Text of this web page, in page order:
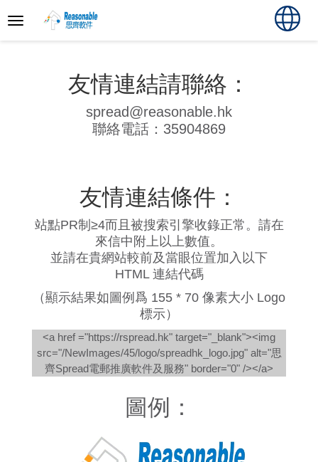
友情連結請聯絡：
spread@reasonable.hk
聯絡電話：35904869
友情連結條件：
站點PR制≥4而且被搜索引擎收錄正常。請在
來信中附上以上數值。
並請在貴網站較前及當眼位置加入以下
HTML 連結代碼
（顯示結果如圖例爲 155 * 70 像素大小 Logo
標示）
<a href ="https://rspread.hk" target="_blank"><img
src="/NewImages/45/logo/spreadhk_logo.jpg" alt="思
齊Spread電郵推廣軟件及服務" border="0" /></a>
圖例：